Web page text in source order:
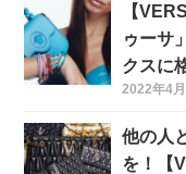
【
ゥーサ
クスに
2022年4
他の人
を！【